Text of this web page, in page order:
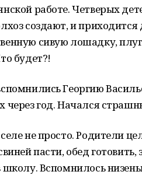
работе. Четверых
создают, и приходится
сивую лошадку,
будет?!
Георгию
через год. Начался
не просто. Родители
пасти, обед
школу. Вспомнилось